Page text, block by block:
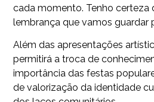
cada momento. Tenho certeza
lembrança que vamos guardar
Além das apresentações
permitirá a troca de
importância das festas
de valorização da identidade